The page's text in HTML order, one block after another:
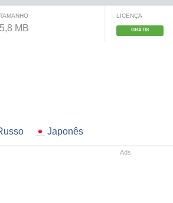
TAMANHO
5,8 MB
LICENÇA
GRÁTIS
Japonês